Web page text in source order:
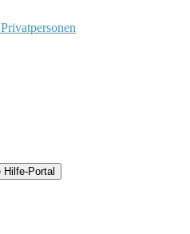
Hilfe-Portal